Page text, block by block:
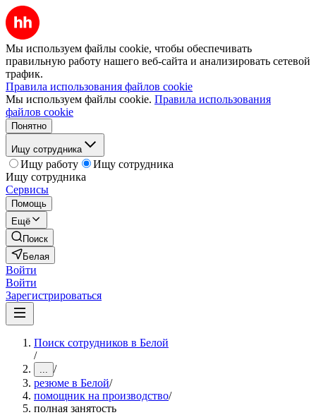
Мы используем файлы cookie, чтобы обеспечивать
правильную работу нашего веб-сайта и анализировать сетевой
трафик.
Правила использования файлов cookie
Мы используем файлы cookie. Правила использования
файлов cookie
Понятно
Ищу сотрудника
Ищу работу
Ищу сотрудника
Ищу сотрудника
Сервисы
Помощь
Ещё
Поиск
Белая
Войти
Войти
Зарегистрироваться
Поиск сотрудников в Белой
/
... /
резюме в Белой/
помощник на производство/
полная занятость